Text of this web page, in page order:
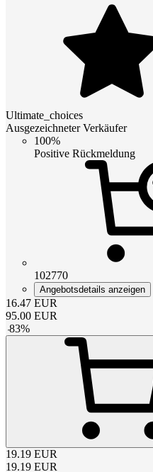
Ultimate_choices
Ausgezeichneter Verkäufer
100%
Positive Rückmeldung
102770
Angebotsdetails anzeigen
16.47 EUR
95.00 EUR
-83%
19.19 EUR
19.19 EUR